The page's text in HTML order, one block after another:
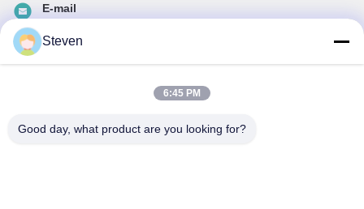
E-mail
Abonnez-vous à notre newsletter pour des réductions et plus
Steven
6:45 PM
Good day, what product are you looking for?